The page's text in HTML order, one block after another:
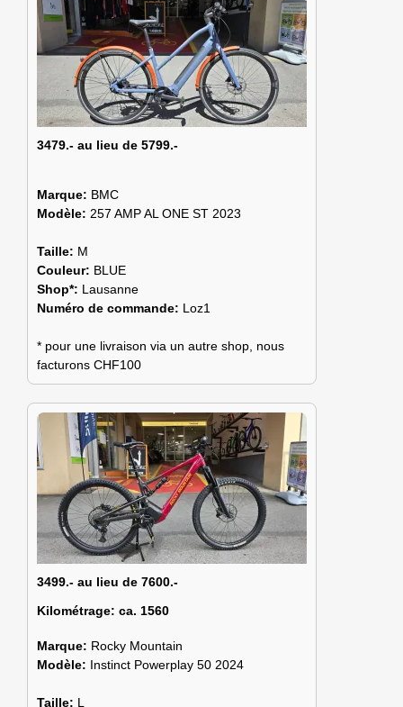
3479.- au lieu de 5799.-
Marque: BMC
Modèle: 257 AMP AL ONE ST 2023
Taille: M
Couleur: BLUE
Shop*: Lausanne
Numéro de commande: Loz1
* pour une livraison via un autre shop, nous
facturons CHF100
3499.- au lieu de 7600.-
Kilométrage: ca. 1560
Marque: Rocky Mountain
Modèle: Instinct Powerplay 50 2024
Taille: L